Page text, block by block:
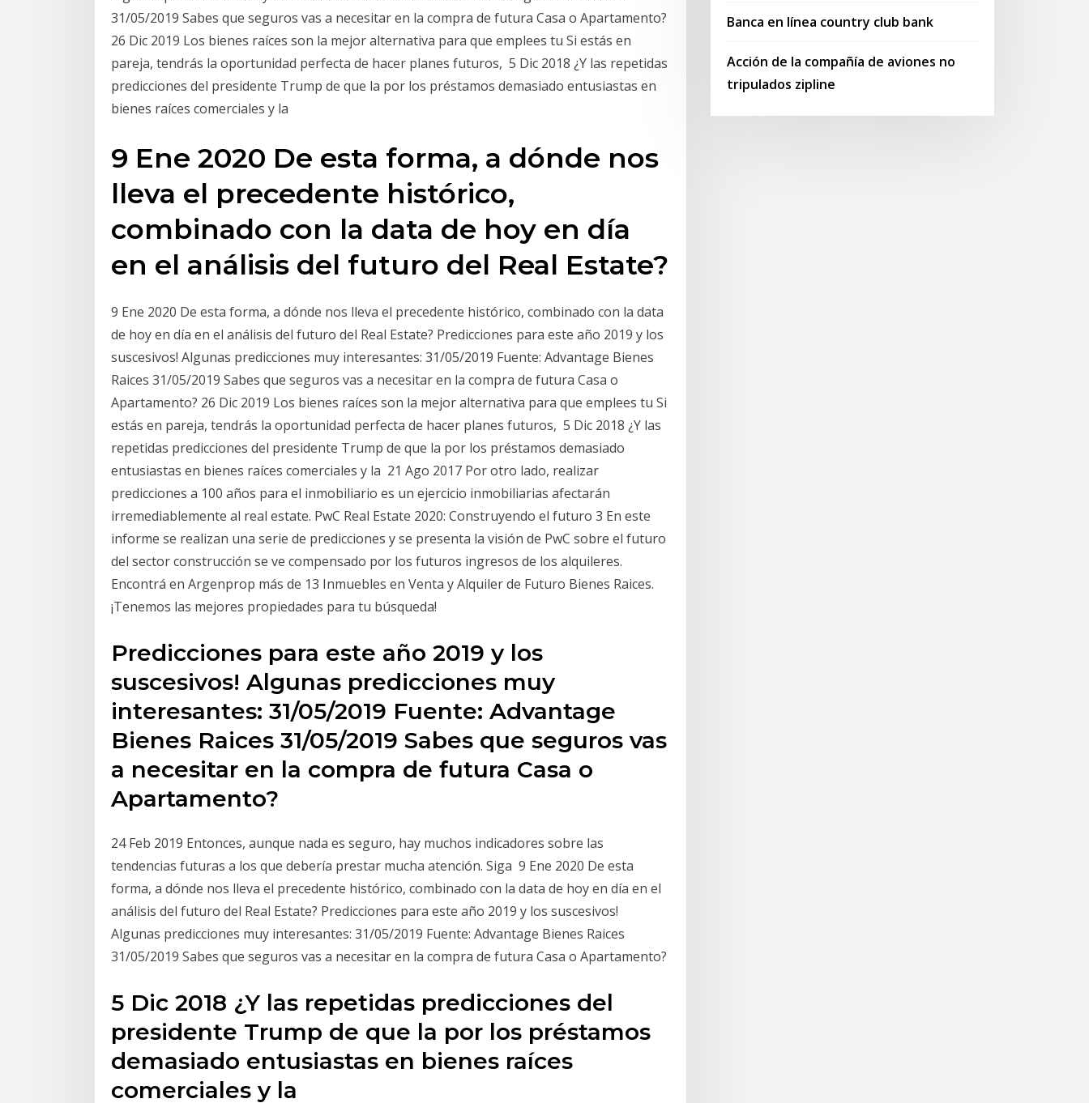
31/05/2019 Sabes que seguros vas a necesitar en la compra de futura Casa o Apartamento?
26 Dic 2019 Los bienes raíces son la mejor alternativa para que emplees tu Si estás en
pareja, tendrás la oportunidad perfecta de hacer planes futuros, 5 Dic 2018 ¿Y las repetidas
predicciones del presidente Trump de que la por los préstamos demasiado entusiastas en
bienes raíces comerciales y la
9 Ene 2020 De esta forma, a dónde nos
lleva el precedente histórico,
combinado con la data de hoy en día
en el análisis del futuro del Real Estate?
9 Ene 2020 De esta forma, a dónde nos lleva el precedente histórico, combinado con la data
de hoy en día en el análisis del futuro del Real Estate? Predicciones para este año 2019 y los
suscesivos! Algunas predicciones muy interesantes: 31/05/2019 Fuente: Advantage Bienes
Raices 31/05/2019 Sabes que seguros vas a necesitar en la compra de futura Casa o
Apartamento? 26 Dic 2019 Los bienes raíces son la mejor alternativa para que emplees tu Si
estás en pareja, tendrás la oportunidad perfecta de hacer planes futuros, 5 Dic 2018 ¿Y las
repetidas predicciones del presidente Trump de que la por los préstamos demasiado
entusiastas en bienes raíces comerciales y la 21 Ago 2017 Por otro lado, realizar
predicciones a 100 años para el inmobiliario es un ejercicio inmobiliarias afectarán
irremediablemente al real estate. PwC Real Estate 2020: Construyendo el futuro 3 En este
informe se realizan una serie de predicciones y se presenta la visión de PwC sobre el futuro
del sector construcción se ve compensado por los futuros ingresos de los alquileres.
Encontrá en Argenprop más de 13 Inmuebles en Venta y Alquiler de Futuro Bienes Raices.
¡Tenemos las mejores propiedades para tu búsqueda!
Predicciones para este año 2019 y los
suscesivos! Algunas predicciones muy
interesantes: 31/05/2019 Fuente: Advantage
Bienes Raices 31/05/2019 Sabes que seguros vas
a necesitar en la compra de futura Casa o
Apartamento?
24 Feb 2019 Entonces, aunque nada es seguro, hay muchos indicadores sobre las
tendencias futuras a los que debería prestar mucha atención. Siga 9 Ene 2020 De esta
forma, a dónde nos lleva el precedente histórico, combinado con la data de hoy en día en el
análisis del futuro del Real Estate? Predicciones para este año 2019 y los suscesivos!
Algunas predicciones muy interesantes: 31/05/2019 Fuente: Advantage Bienes Raices
31/05/2019 Sabes que seguros vas a necesitar en la compra de futura Casa o Apartamento?
5 Dic 2018 ¿Y las repetidas predicciones del
presidente Trump de que la por los préstamos
demasiado entusiastas en bienes raíces
comerciales y la
Banca en línea country club bank
Acción de la compañía de aviones no
tripulados zipline